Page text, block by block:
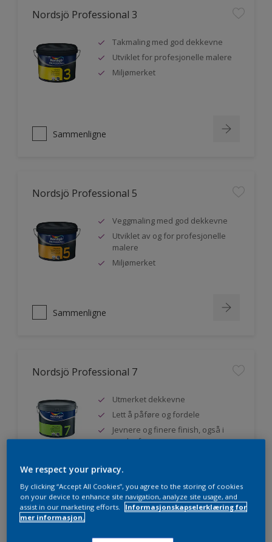
Nordsjö Professional 3
Takmaling med god dekkevne
Utviklet for profesjonelle malere
Miljømerket
Sammenligne
Nordsjö Professional 5
Veggmaling med god dekkevne
Utviklet av og for profesjonelle
malere
Miljømerket
Sammenligne
Nordsjö Professional 7
Utmerket dekkevne
Lett å påføre og fordele
Jevnere og finere finish, også i
mørke farger
Sammenligne
We respect your privacy.
By clicking “Accept All Cookies”, you agree to the storing of cookies
on your device to enhance site navigation, analyze site usage, and
assist in our marketing efforts.
Informasjonskapselerklæring for
mer informasjon.